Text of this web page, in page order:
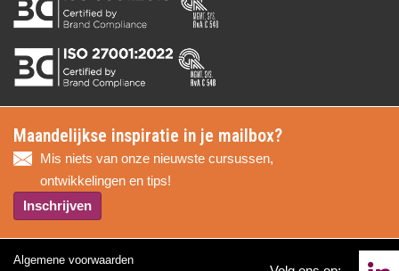
Maandelijkse inspiratie in je mailbox?
Mis niets van onze nieuwste cursussen,
ontwikkelingen en tips!
Inschrijven
Algemene voorwaarden